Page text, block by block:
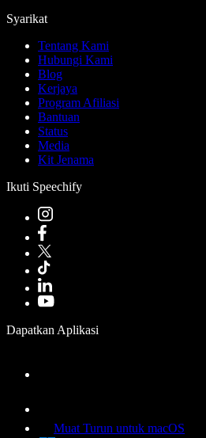
Syarikat
Tentang Kami
Hubungi Kami
Blog
Kerjaya
Program Afiliasi
Bantuan
Status
Media
Kit Jenama
Ikuti Speechify
Dapatkan Aplikasi
Muat Turun untuk macOS